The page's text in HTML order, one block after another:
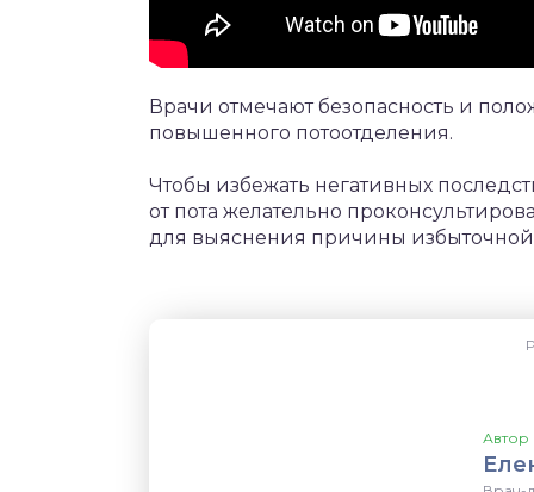
Врачи отмечают безопасность и
повышенного потоотделения.
Чтобы избежать негативных
от пота желательно
для выяснения причины избыточной
Автор